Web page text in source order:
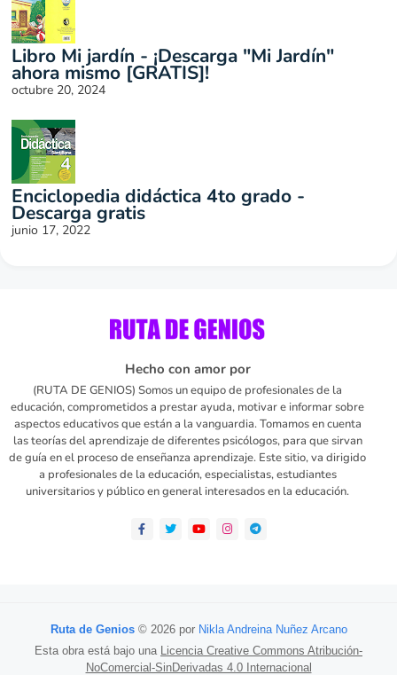
Libro Mi jardín - ¡Descarga "Mi Jardín"
ahora mismo [GRATIS]!
octubre 20, 2024
Enciclopedia didáctica 4to grado -
Descarga gratis
junio 17, 2022
Hecho con amor por
(RUTA DE GENIOS) Somos un equipo de profesionales de la
educación, comprometidos a prestar ayuda, motivar e informar sobre
aspectos educativos que están a la vanguardia. Tomamos en cuenta
las teorías del aprendizaje de diferentes psicólogos, para que sirvan
de guía en el proceso de enseñanza aprendizaje. Este sitio, va dirigido
a profesionales de la educación, especialistas, estudiantes
universitarios y público en general interesados en la educación.
Ruta de Genios© 2026 por Nikla Andreina Nuñez Arcano
Esta obra está bajo una
Licencia Creative Commons Atribución-
NoComercial-SinDerivadas 4.0 Internacional